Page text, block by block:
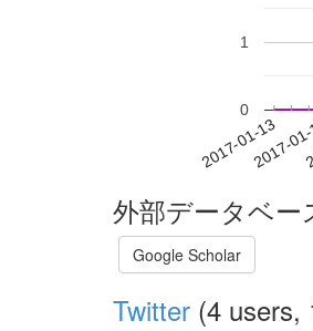
2017-01-13
2017-
0
1
外部データベー
Google Scholar
Twitter (4 users,